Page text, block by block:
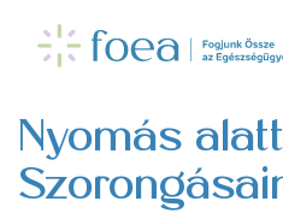
tartalomra
Nyomás